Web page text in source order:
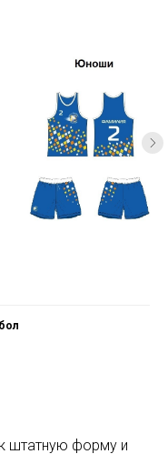
штатную форму и